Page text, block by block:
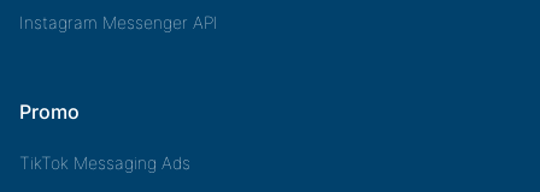
Instagram Messenger API
Promo
TikTok Messaging Ads